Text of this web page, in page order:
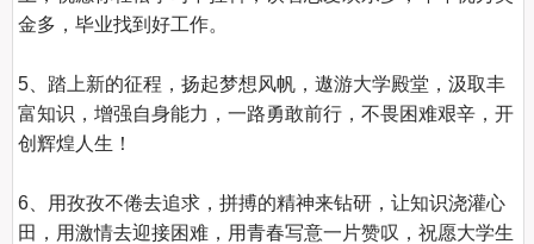
金多，毕业找到好工作。
5、踏上新的征程，扬起梦想风帆，遨游大学殿堂，汲取丰
富知识，增强自身能力，一路勇敢前行，不畏困难艰辛，开
创辉煌人生！
6、用孜孜不倦去追求，拼搏的精神来钻研，让知识浇灌心
田，用激情去迎接困难，用青春写意一片赞叹，祝愿大学生